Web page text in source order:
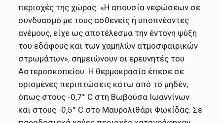
περιοχές της χώρας. «Η απουσία νεφώσεων σε
συνδυασμό με τους ασθενείς ή υποπνέοντες
ανέμους, είχε ως αποτέλεσμα την έντονη ψύξη
του εδάφους και των χαμηλών ατμοσφαιρικών
στρωμάτων», σημειώνουν οι ερευνητές του
Αστεροσκοπείου. Η θερμοκρασία έπεσε σε
ορισμένες περιπτώσεις κάτω από το μηδέν,
όπως στους -0,7° C στη Βωβούσα Ιωαννίνων
και στους -0,5° C στο Μαυρολιθάρι Φωκίδας. Σε